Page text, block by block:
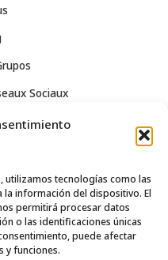
utilizamos tecnologías como las
información del dispositivo. El
permitirá procesar datos
o las identificaciones únicas
puede afectar
y funciones.
Sociaux
de venta
(UE)
92